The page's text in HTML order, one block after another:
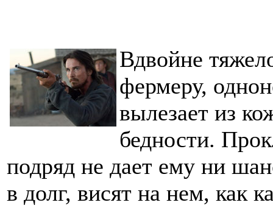
Вдвойне
фермеру,
вылезает из
бедности.
подряд не дает ему ни
в долг, висят на нем, как